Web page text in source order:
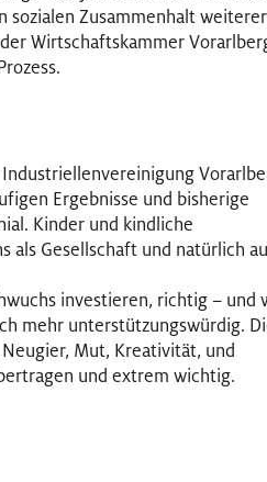
sozialen Zusammenhalt weiterer
Wirtschaftskammer
Ergebnisse und bisherige
Kinder und kindliche
als Gesellschaft und natürlich
investieren, richtig – und
mehr unterstützungswürdig.
Mut, Kreativität, und
und extrem wichtig.